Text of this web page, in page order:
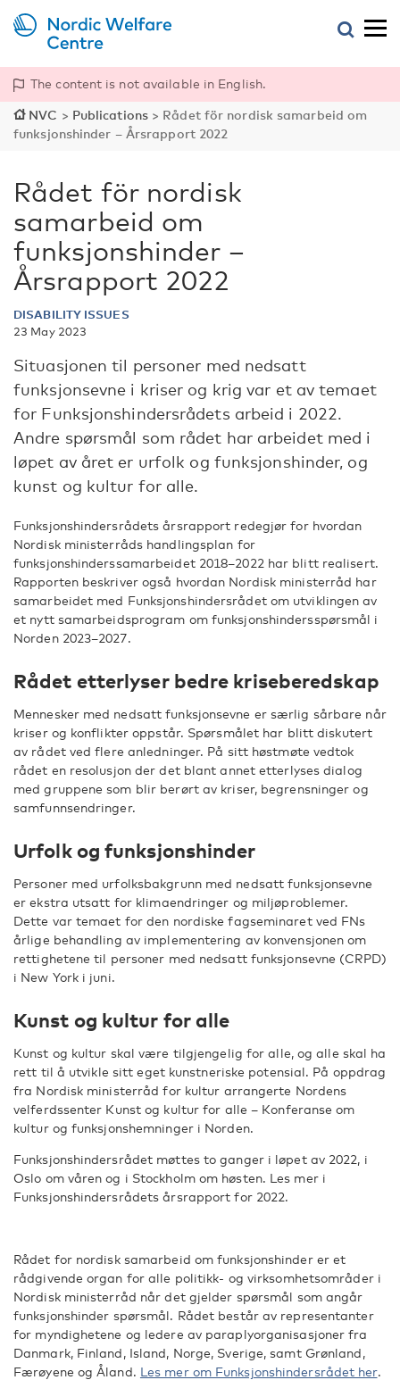
The content is not available in English.
NVC > Publications> Rådet för nordisk samarbeid om
funksjonshinder – Årsrapport 2022
Rådet för nordisk
samarbeid om
funksjonshinder –
Årsrapport 2022
DISABILITY ISSUES
23 May 2023
Situasjonen til personer med nedsatt
funksjonsevne i kriser og krig var et av temaet
for Funksjonshindersrådets arbeid i 2022.
Andre spørsmål som rådet har arbeidet med i
løpet av året er urfolk og funksjonshinder, og
kunst og kultur for alle.
Funksjonshindersrådets årsrapport redegjør for hvordan
Nordisk ministerråds handlingsplan for
funksjonshinderssamarbeidet 2018–2022 har blitt realisert.
Rapporten beskriver også hvordan Nordisk ministerråd har
samarbeidet med Funksjonshindersrådet om utviklingen av
et nytt samarbeidsprogram om funksjonshindersspørsmål i
Norden 2023–2027.
Rådet etterlyser bedre kriseberedskap
Mennesker med nedsatt funksjonsevne er særlig sårbare når
kriser og konflikter oppstår. Spørsmålet har blitt diskutert
av rådet ved flere anledninger. På sitt høstmøte vedtok
rådet en resolusjon der det blant annet etterlyses dialog
med gruppene som blir berørt av kriser, begrensninger og
samfunnsendringer.
Urfolk og funksjonshinder
Personer med urfolksbakgrunn med nedsatt funksjonsevne
er ekstra utsatt for klimaendringer og miljøproblemer.
Dette var temaet for den nordiske fagseminaret ved FNs
årlige behandling av implementering av konvensjonen om
rettighetene til personer med nedsatt funksjonsevne (CRPD)
i New York i juni.
Kunst og kultur for alle
Kunst og kultur skal være tilgjengelig for alle, og alle skal ha
rett til å utvikle sitt eget kunstneriske potensial. På oppdrag
fra Nordisk ministerråd for kultur arrangerte Nordens
velferdssenter Kunst og kultur for alle – Konferanse om
kultur og funksjonshemninger i Norden.
Funksjonshindersrådet møttes to ganger i løpet av 2022, i
Oslo om våren og i Stockholm om høsten. Les mer i
Funksjonshindersrådets årsrapport for 2022.
Rådet for nordisk samarbeid om funksjonshinder er et
rådgivende organ for alle politikk- og virksomhetsområder i
Nordisk ministerråd når det gjelder spørsmål som angår
funksjonshinder spørsmål. Rådet består av representanter
for myndighetene og ledere av paraplyorganisasjoner fra
Danmark, Finland, Island, Norge, Sverige, samt Grønland,
Færøyene og Åland. Les mer om Funksjonshindersrådet her.